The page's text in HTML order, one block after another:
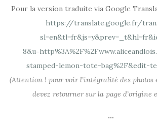
Pour la version traduite via Google
https://translate.google.fr/
stamped-lemon-tote-bag%2F&edit-
(Attention ! pour voir l’intégralité des photos
devez retourner sur la page d’origine
…